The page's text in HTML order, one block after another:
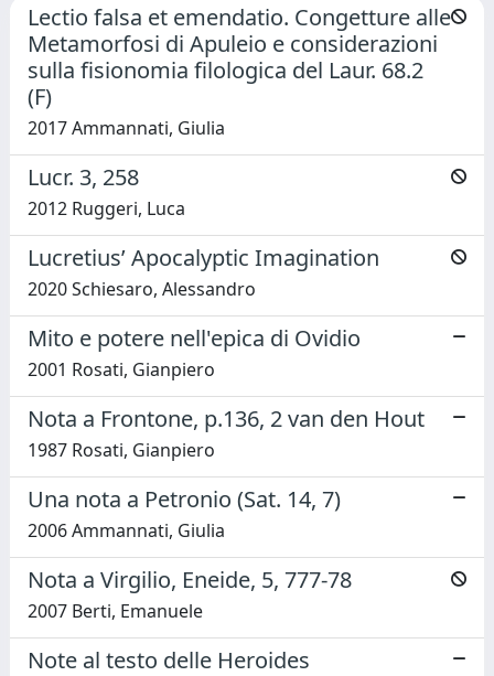
Lectio falsa et emendatio. Congetture alle
Metamorfosi di Apuleio e considerazioni
sulla fisionomia filologica del Laur. 68.2
(F)
2017 Ammannati, Giulia
Lucr. 3, 258
2012 Ruggeri, Luca
Lucretius’ Apocalyptic Imagination
2020 Schiesaro, Alessandro
Mito e potere nell'epica di Ovidio
2001 Rosati, Gianpiero
Nota a Frontone, p.136, 2 van den Hout
1987 Rosati, Gianpiero
Una nota a Petronio (Sat. 14, 7)
2006 Ammannati, Giulia
Nota a Virgilio, Eneide, 5, 777-78
2007 Berti, Emanuele
Note al testo delle Heroides